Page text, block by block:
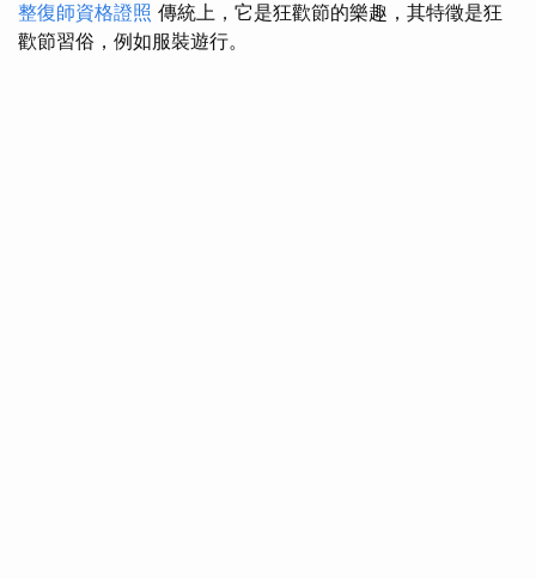
整復師資格證照 傳統上，它是狂歡節的樂趣，其特徵是狂
歡節習俗，例如服裝遊行。